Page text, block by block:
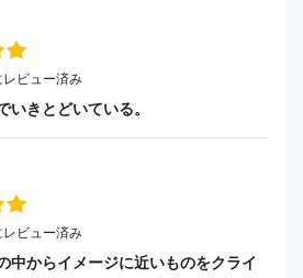
ビュー済み
いきとどいている。
ビュー済み
中からイメージに近いものをクライ